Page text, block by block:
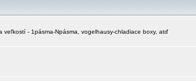
veľkostí - 1pásma-Npásma, vogelhausy-chladiace boxy, atď